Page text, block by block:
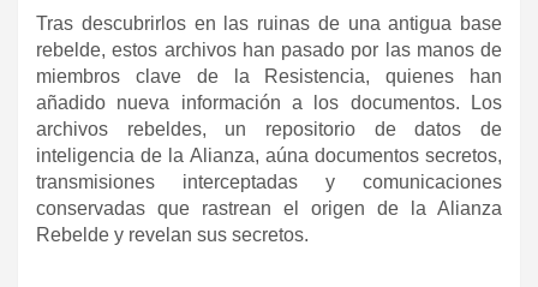
Tras descubrirlos en las ruinas de una antigua base
rebelde, estos archivos han pasado por las manos de
miembros clave de la Resistencia, quienes han
añadido nueva información a los documentos. Los
archivos rebeldes, un repositorio de datos de
inteligencia de la Alianza, aúna documentos secretos,
transmisiones interceptadas y comunicaciones
conservadas que rastrean el origen de la Alianza
Rebelde y revelan sus secretos.